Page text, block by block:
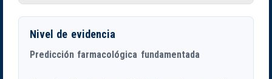
Nivel de evidencia
Predicción farmacológica fundamentada